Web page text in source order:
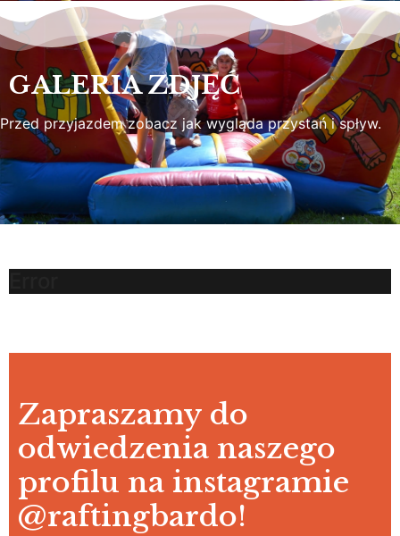
GALERIA ZDJĘĆ
Przed przyjazdem zobacz jak wygląda przystań i spływ.
Zapraszamy do
odwiedzenia naszego
profilu na instagramie
@raftingbardo!